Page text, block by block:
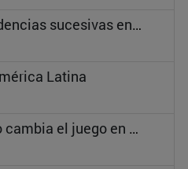
200 años de independencias sucesivas en Latinoamérica: Guatemala, Panamá y la intervención de EEUU
Latina
El gas natural licuado cambia el juego en el hemisferio americano